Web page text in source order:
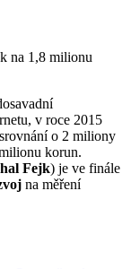
v roce 2015
o 2 miliony
korun.
Fejk) je ve finále
na měření